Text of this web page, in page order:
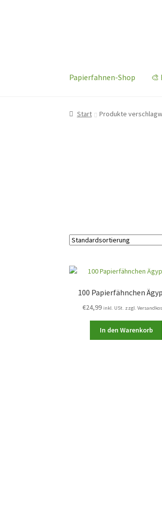
Papierfahnen-Shop 🎨
Start Produkte
100 Papierfähnchen
€24,99 inkl. USt. zzgl.
In den Warenkorb